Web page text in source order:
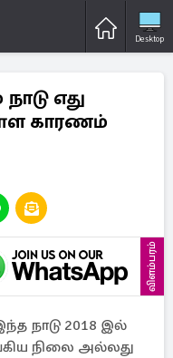
Desktop
எது
காரணம்
விளம்பரம்
நாடு 2018 இல்
நிலை அல்லது